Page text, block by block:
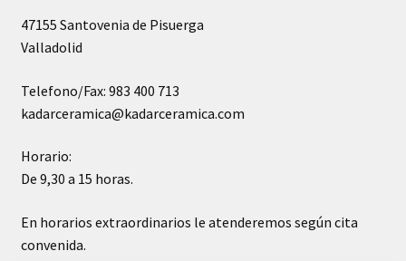
47155 Santovenia de Pisuerga
Valladolid
Telefono/Fax: 983 400 713
kadarceramica@kadarceramica.com
Horario:
De 9,30 a 15 horas.
En horarios extraordinarios le atenderemos según cita
convenida.